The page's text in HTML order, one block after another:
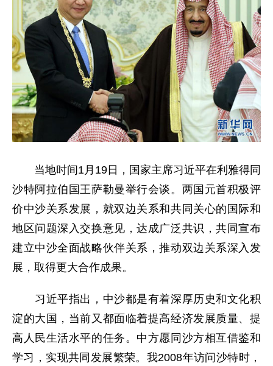
当地时间1月19日，国家主席习近平在利雅得同
沙特阿拉伯国王萨勒曼举行会谈。两国元首积极评
价中沙关系发展，就双边关系和共同关心的国际和
地区问题深入交换意见，达成广泛共识，共同宣布
建立中沙全面战略伙伴关系，推动双边关系深入发
展，取得更大合作成果。
习近平指出，中沙都是有着深厚历史和文化积
淀的大国，当前又都面临着提高经济发展质量、提
高人民生活水平的任务。中方愿同沙方相互借鉴和
学习，实现共同发展繁荣。我2008年访问沙特时，